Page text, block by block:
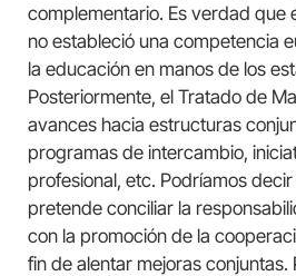
complementario. Es verdad que
no estableció una competencia
la educación en manos de los
Posteriormente, el Tratado de
avances hacia estructuras
programas de intercambio,
profesional, etc. Podríamos
pretende conciliar la
con la promoción de la
fin de alentar mejoras conjuntas.